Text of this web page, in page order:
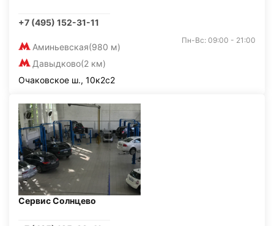
+7 (495) 152-31-11
Аминьевская(980 м)
Давыдково(2 км)
Пн-Вс: 09:00 - 21:00
Очаковское ш., 10к2с2
Сервис Солнцево